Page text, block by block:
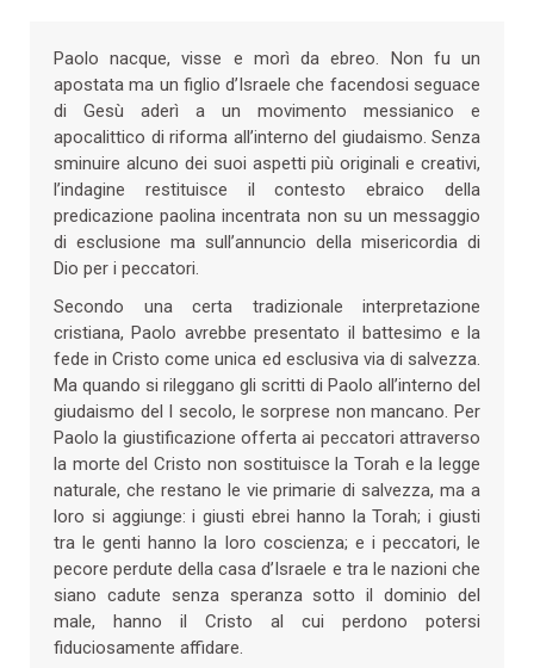
Paolo nacque, visse e morì da ebreo. Non fu un
apostata ma un figlio d’Israele che facendosi seguace
di Gesù aderì a un movimento messianico e
apocalittico di riforma all’interno del giudaismo. Senza
sminuire alcuno dei suoi aspetti più originali e creativi,
l’indagine restituisce il contesto ebraico della
predicazione paolina incentrata non su un messaggio
di esclusione ma sull’annuncio della misericordia di
Dio per i peccatori.
Secondo una certa tradizionale interpretazione
cristiana, Paolo avrebbe presentato il battesimo e la
fede in Cristo come unica ed esclusiva via di salvezza.
Ma quando si rileggano gli scritti di Paolo all’interno del
giudaismo del I secolo, le sorprese non mancano. Per
Paolo la giustificazione offerta ai peccatori attraverso
la morte del Cristo non sostituisce la Torah e la legge
naturale, che restano le vie primarie di salvezza, ma a
loro si aggiunge: i giusti ebrei hanno la Torah; i giusti
tra le genti hanno la loro coscienza; e i peccatori, le
pecore perdute della casa d’Israele e tra le nazioni che
siano cadute senza speranza sotto il dominio del
male, hanno il Cristo al cui perdono potersi
fiduciosamente affidare.